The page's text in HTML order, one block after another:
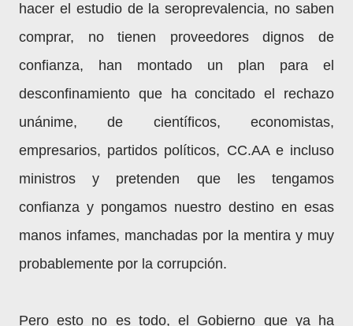
hacer el estudio de la seroprevalencia, no saben
comprar, no tienen proveedores dignos de
confianza, han montado un plan para el
desconfinamiento que ha concitado el rechazo
unánime, de científicos, economistas,
empresarios, partidos políticos, CC.AA e incluso
ministros y pretenden que les tengamos
confianza y pongamos nuestro destino en esas
manos infames, manchadas por la mentira y muy
probablemente por la corrupción.
Pero esto no es todo, el Gobierno que ya ha